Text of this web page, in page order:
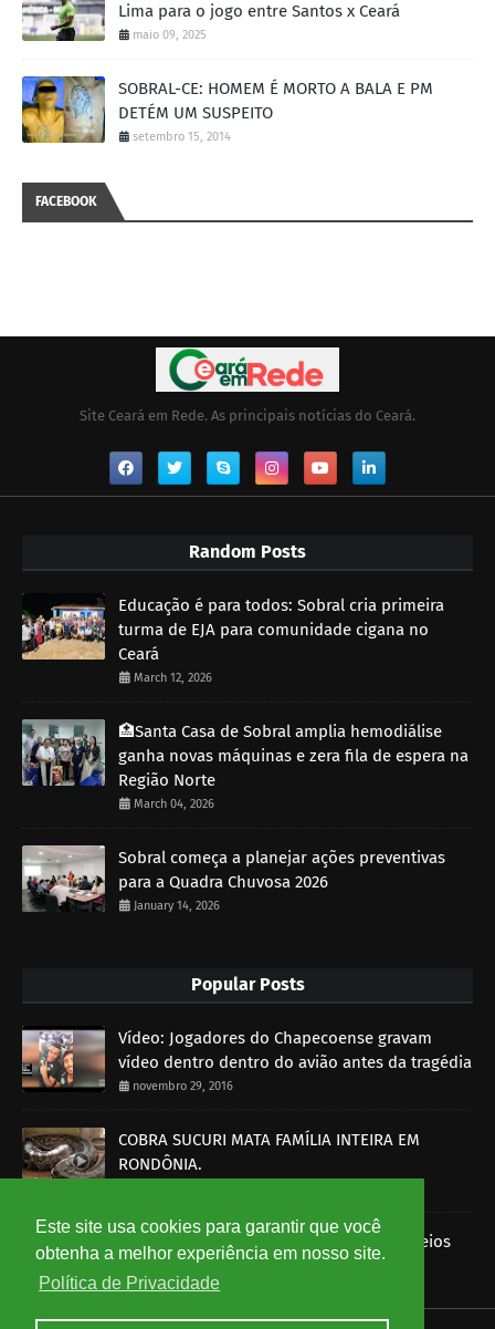
Este site usa cookies para garantir que você
obtenha a melhor experiência em nosso site.
Política de Privacidade
Lima para o jogo entre Santos x Ceará
maio 09, 2025
SOBRAL-CE: HOMEM É MORTO A BALA E PM
DETÉM UM SUSPEITO
setembro 15, 2014
FACEBOOK
Site Ceará em Rede. As principais notícias do Ceará.
Random Posts
Educação é para todos: Sobral cria primeira
turma de EJA para comunidade cigana no
Ceará
March 12, 2026
🏥Santa Casa de Sobral amplia hemodiálise
ganha novas máquinas e zera fila de espera na
Região Norte
March 04, 2026
Sobral começa a planejar ações preventivas
para a Quadra Chuvosa 2026
January 14, 2026
Popular Posts
Vídeo: Jogadores do Chapecoense gravam
vídeo dentro dentro do avião antes da tragédia
novembro 29, 2016
COBRA SUCURI MATA FAMÍLIA INTEIRA EM
RONDÔNIA.
Imagens mostram funcionários dos Correios
roubando encomendas
agosto 07, 2014